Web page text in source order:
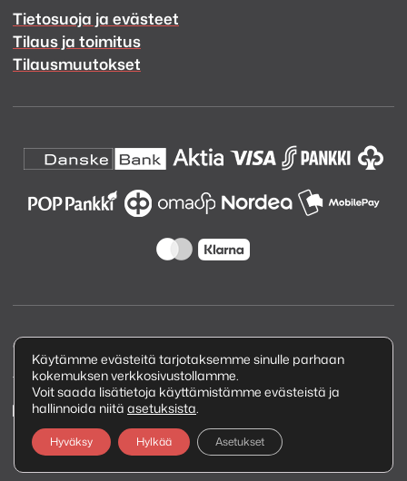
Tietosuoja ja evästeet
Tilaus ja toimitus
Tilausmuutokset
Copyright © 2026 Kuva ja Ääni Oy
Tietosuojaseloste
Käytämme evästeitä tarjotaksemme sinulle parhaan
kokemuksen verkkosivustollamme.
Voit saada lisätietoja käyttämistämme evästeistä ja
hallinnoida niitä asetuksista.
Hyväksy Hylkää Asetukset